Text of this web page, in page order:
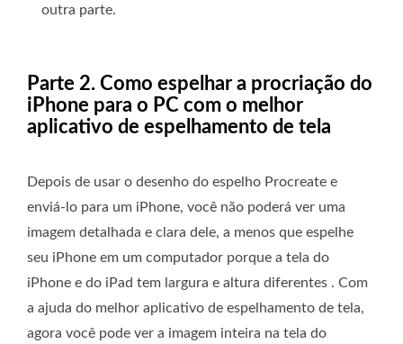
outra parte.
Parte 2. Como espelhar a procriação do
iPhone para o PC com o melhor
aplicativo de espelhamento de tela
Depois de usar o desenho do espelho Procreate e
enviá-lo para um iPhone, você não poderá ver uma
imagem detalhada e clara dele, a menos que espelhe
seu iPhone em um computador porque a tela do
iPhone e do iPad tem largura e altura diferentes . Com
a ajuda do melhor aplicativo de espelhamento de tela,
agora você pode ver a imagem inteira na tela do